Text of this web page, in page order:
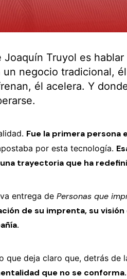
Joaquín Truyol es
un negocio tradicional,
él acelera. Y
Fue la primera persona
por esta tecnología.
trayectoria que ha
entrega de Personas que
de su imprenta, su
que deja claro que, detrás de
que no se conforma.